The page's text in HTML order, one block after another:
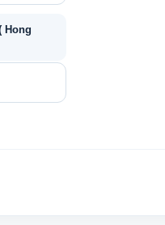
Hong